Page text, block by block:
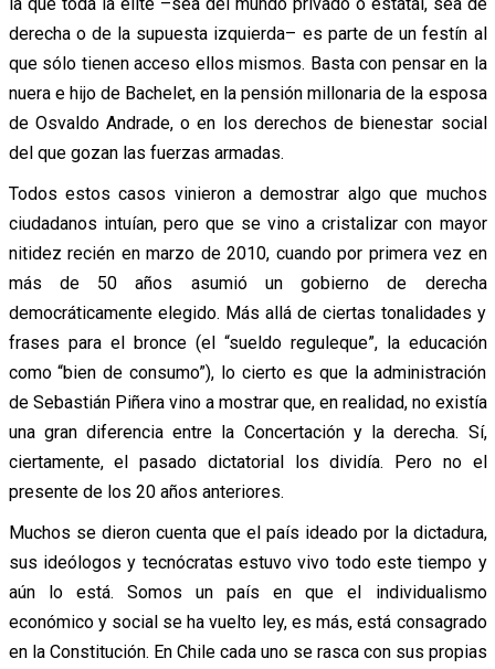
derecha o de la supuesta izquierda– es parte de un festín al
que sólo tienen acceso ellos mismos. Basta con pensar en la
nuera e hijo de Bachelet, en la pensión millonaria de la esposa
de Osvaldo Andrade, o en los derechos de bienestar social
del que gozan las fuerzas armadas.
Todos estos casos vinieron a demostrar algo que muchos
ciudadanos intuían, pero que se vino a cristalizar con mayor
nitidez recién en marzo de 2010, cuando por primera vez en
más de 50 años asumió un gobierno de derecha
democráticamente elegido. Más allá de ciertas tonalidades y
frases para el bronce (el “sueldo reguleque”, la educación
como “bien de consumo”), lo cierto es que la administración
de Sebastián Piñera vino a mostrar que, en realidad, no existía
una gran diferencia entre la Concertación y la derecha. Sí,
ciertamente, el pasado dictatorial los dividía. Pero no el
presente de los 20 años anteriores.
Muchos se dieron cuenta que el país ideado por la dictadura,
sus ideólogos y tecnócratas estuvo vivo todo este tiempo y
aún lo está. Somos un país en que el individualismo
económico y social se ha vuelto ley, es más, está consagrado
en la Constitución. En Chile cada uno se rasca con sus propias